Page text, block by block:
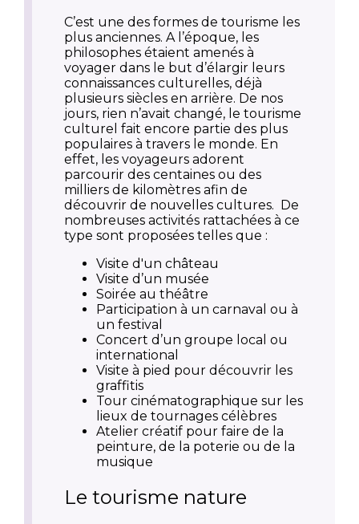
C’est une des formes de tourisme les
plus anciennes. A l’époque, les
philosophes étaient amenés à
voyager dans le but d’élargir leurs
connaissances culturelles, déjà
plusieurs siècles en arrière. De nos
jours, rien n’avait changé, le tourisme
culturel fait encore partie des plus
populaires à travers le monde. En
effet, les voyageurs adorent
parcourir des centaines ou des
milliers de kilomètres afin de
découvrir de nouvelles cultures.
De
nombreuses activités rattachées à ce
type sont proposées telles que :
Visite d'un château
Visite d’un musée
Soirée au théâtre
Participation à un carnaval ou à
un festival
Concert d’un groupe local ou
international
Visite à pied pour découvrir les
graffitis
Tour cinématographique sur les
lieux de tournages célèbres
Atelier créatif pour faire de la
peinture, de la poterie ou de la
musique
Le tourisme nature